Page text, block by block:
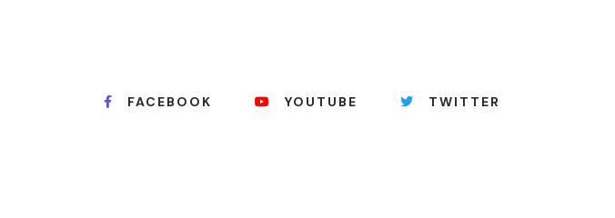
FACEBOOK YOUTUBE TWITTER